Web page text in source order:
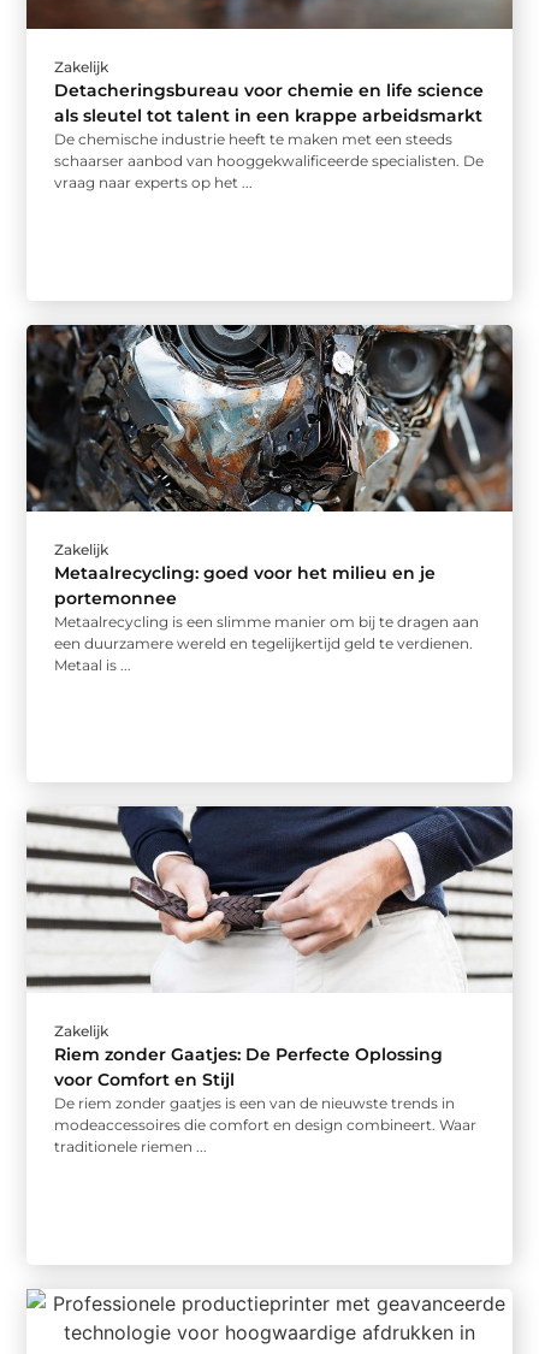
Zakelijk
Detacheringsbureau voor chemie en life science
als sleutel tot talent in een krappe arbeidsmarkt
De chemische industrie heeft te maken met een steeds
schaarser aanbod van hooggekwalificeerde specialisten. De
vraag naar experts op het ...
Zakelijk
Metaalrecycling: goed voor het milieu en je
portemonnee
Metaalrecycling is een slimme manier om bij te dragen aan
een duurzamere wereld en tegelijkertijd geld te verdienen.
Metaal is ...
Zakelijk
Riem zonder Gaatjes: De Perfecte Oplossing
voor Comfort en Stijl
De riem zonder gaatjes is een van de nieuwste trends in
modeaccessoires die comfort en design combineert. Waar
traditionele riemen ...